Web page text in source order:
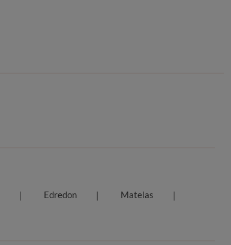
Edredon
Matelas